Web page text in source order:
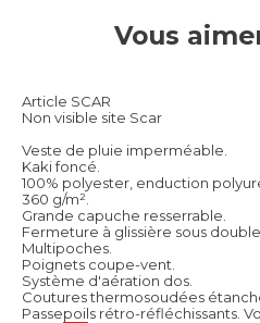
Vous
Article SCAR
Non visible site Scar
Veste de pluie imperméable.
Kaki foncé.
100% polyester, enduction
360 g/m².
Grande capuche resserrable.
Fermeture à glissière sous
Multipoches.
Poignets coupe-vent.
Système d'aération dos.
Coutures thermosoudées
Passepoils rétro-réfléchissants.